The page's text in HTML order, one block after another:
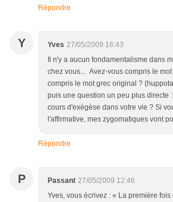
Répondre
Y Yves 27/05/2009 16:43
Il n'y a aucun fondamentalisme dans
chez vous... Avez-vous compris le
compris le mot grec original ?
puis une question un peu plus directe
cours d'exégèse dans votre vie ? Si
l'affirmative, mes zygomatiques vont
Répondre
P Passant 27/05/2009 12:46
Yves, vous écrivez : « La première